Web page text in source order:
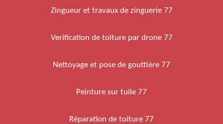
Zingueur et travaux de zinguerie 77
Verification de toiture par drone 77
Nettoyage et pose de gouttière 77
Peinture sur tuile 77
Réparation de toiture 77